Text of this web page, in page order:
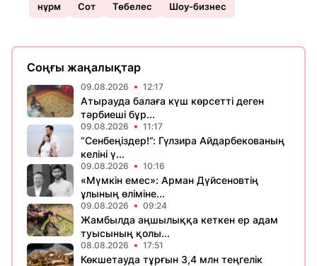
нұрм Сот Төбелес Шоу-бизнес
Соңғы жаңалықтар
09.08.2026 12:17
Атырауда балаға күш көрсетті деген
тәрбиеші бұр...
09.08.2026 11:17
“Сенбеңіздер!”: Гүлзира Айдарбекованың
келіні ү...
09.08.2026 10:16
«Мүмкін емес»: Арман Дүйсеновтің
ұлының өліміне...
09.08.2026 09:24
Жамбылда аңшылыққа кеткен ер адам
туысының қолы...
08.08.2026 17:51
Көкшетауда тұрғын 3,4 млн теңгелік